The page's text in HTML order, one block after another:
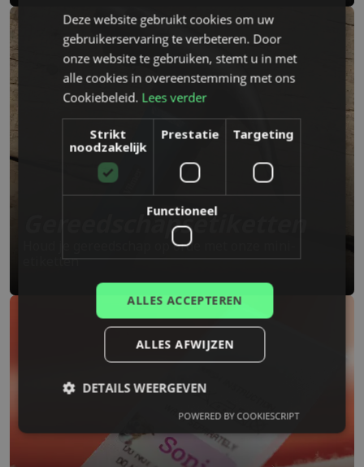
Gereedschapsetiketten
Houd je gereedschap op orde met onze mini-
etiketten
ENGLISH
DANISH
FRENCH
GERMAN
Deze website gebruikt cookies om uw
gebruikerservaring te verbeteren. Door
onze website te gebruiken, stemt u in met
alle cookies in overeenstemming met ons
Cookiebeleid. Lees verder
Strikt
noodzakelijk
Prestatie Targeting
Functioneel
ALLES ACCEPTEREN
ALLES AFWIJZEN
DETAILS WEERGEVEN
POWERED BY COOKIESCRIPT